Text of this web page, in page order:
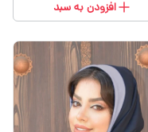
افزودن به سبد